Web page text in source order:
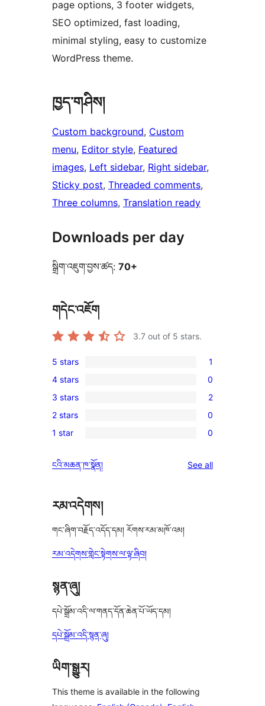
page options, 3 footer widgets,
SEO optimized, fast loading,
minimal styling, easy to customize
WordPress theme.
ཁྱད་གཤིས།
Custom background, Custom
menu, Editor style, Featured
images, Left sidebar, Right sidebar
Sticky post, Threaded comments
Three columns, Translation ready
Downloads per day
སྒྲིག་འཇུག་བྱས་ཚད: 70+
གདེང་འཇོག
3.7 out of 5 stars.
1
5-
star
review
5 stars 1
0
4-
star
reviews
4 stars 0
2
3-
star
3 stars 2
0
2-
reviews
2 stars 0
0
star
1 star 0
ངའི་མཆན་ཁ་སྣོན། See allreviews
རམ་འདེགས།
གང་ཞིག་བརྗོད་འདོད་དམ། རོགས་རམ་མཁོ་འམ།
རམ་འདེགས་གླེང་སྟེགས་ལ་ལྟ་ཞིབ།
སྙན་ཞུ།
དཔེ་སྒྲོམ་འདི་ལ་གནད་དོན་ཆེན་པོ་ཡོད་དམ།
དཔེ་སྒྲོམ་འདི་སྙན་ཞུ།
ཡིག་སྒྱུར།
This theme is available in the following